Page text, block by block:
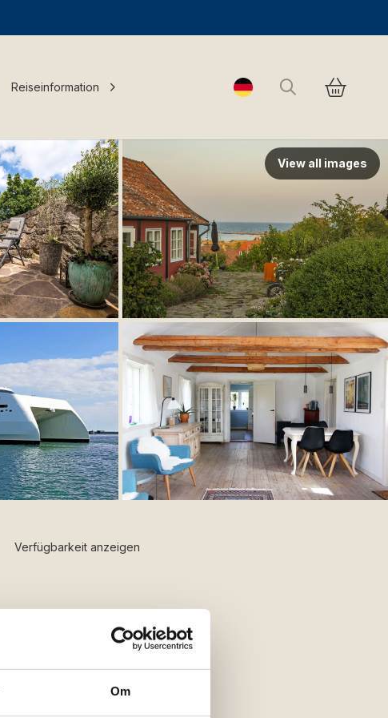
Om
Reiseinformation Change language
Suchen
View all images
Verfügbarkeit anzeigen